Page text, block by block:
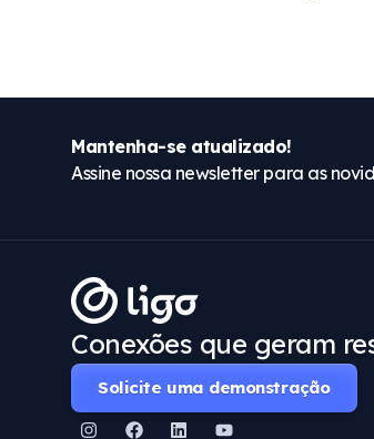
Mantenha-se atualizado!
Assine nossa newsletter para as
Conexões que geram
Solicite uma demonstração